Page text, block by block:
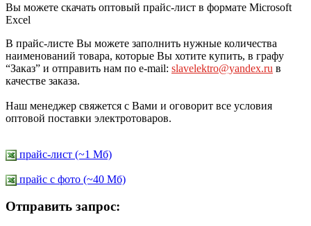
Вы можете скачать оптовый прайс-лист в формате Microsoft
Excel
В прайс-листе Вы можете заполнить нужные количества
наименований товара, которые Вы хотите купить, в графу
“Заказ” и отправить нам по e-mail: slavelektro@yandex.ru в
качестве заказа.
Наш менеджер свяжется с Вами и оговорит все условия
оптовой поставки электротоваров.
прайс-лист (~1 Мб)
прайс c фото (~40 Мб)
Отправить запрос: